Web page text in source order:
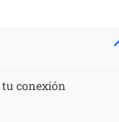
tu conexión